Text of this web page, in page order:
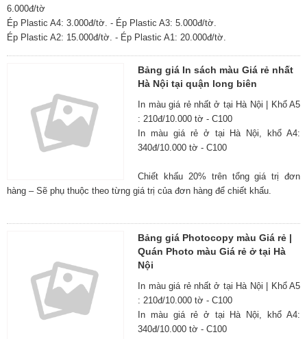
6.000đ/tờ
Ép Plastic A4: 3.000đ/tờ. - Ép Plastic A3: 5.000đ/tờ.
Ép Plastic A2: 15.000đ/tờ. - Ép Plastic A1: 20.000đ/tờ.
Bảng giá In sách màu Giá rẻ nhất
Hà Nội tại quận long biên
In màu giá rẻ nhất ở tại Hà Nội | Khổ A5
: 210đ/10.000 tờ - C100
In màu giá rẻ ở tại Hà Nội, khổ A4:
340đ/10.000 tờ - C100
Chiết khấu 20% trên tổng giá trị đơn
hàng – Sẽ phụ thuộc theo từng giá trị của đơn hàng để chiết khấu.
Bảng giá Photocopy màu Giá rẻ |
Quán Photo màu Giá rẻ ở tại Hà
Nội
In màu giá rẻ nhất ở tại Hà Nội | Khổ A5
: 210đ/10.000 tờ - C100
In màu giá rẻ ở tại Hà Nội, khổ A4:
340đ/10.000 tờ - C100